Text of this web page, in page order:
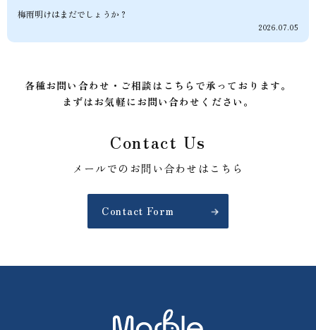
梅雨明けはまだでしょうか？
2026.07.05
各種お問い合わせ・ご相談はこちらで承っております。
まずはお気軽にお問い合わせください。
Contact Us
メールでのお問い合わせはこちら
Contact Form